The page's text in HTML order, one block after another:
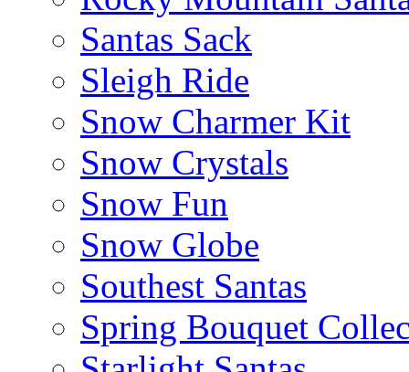
Santas Sack
Sleigh Ride
Snow Charmer Kit
Snow Crystals
Snow Fun
Snow Globe
Southest Santas
Spring Bouquet